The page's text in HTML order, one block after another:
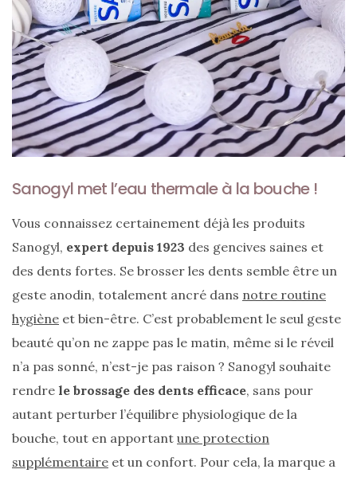
Ma
sélection
sacs
légers
tendance
l’été
23/05/2026
Sanogyl met l’eau thermale à la bouche !
Vous connaissez certainement déjà les produits
Sanogyl, expert depuis 1923 des gencives saines et
des dents fortes. Se brosser les dents semble être un
geste anodin, totalement ancré dans notre routine
hygiène et bien-être. C’est probablement le seul geste
beauté qu’on ne zappe pas le matin, même si le réveil
n’a pas sonné, n’est-je pas raison ? Sanogyl souhaite
rendre le brossage des dents efficace, sans pour
autant perturber l’équilibre physiologique de la
bouche, tout en apportant une protection
supplémentaire et un confort. Pour cela, la marque a